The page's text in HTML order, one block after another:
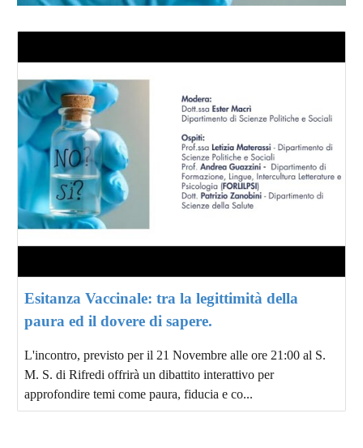
Esitanza Vaccinale: tra la legittimità della
paura ed il dovere di sapere.
L'incontro, previsto per il 21 Novembre alle ore 21:00 al S.
M. S. di Rifredi offrirà un dibattito interattivo per
approfondire temi come paura, fiducia e co...